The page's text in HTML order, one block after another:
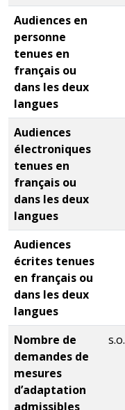
Audiences en
personne
tenues en
français ou
dans les deux
langues
Audiences
électroniques
tenues en
français ou
dans les deux
langues
Audiences
écrites tenues
en français ou
dans les deux
langues
Nombre de
demandes de
mesures
d’adaptation
admissibles
s.o.